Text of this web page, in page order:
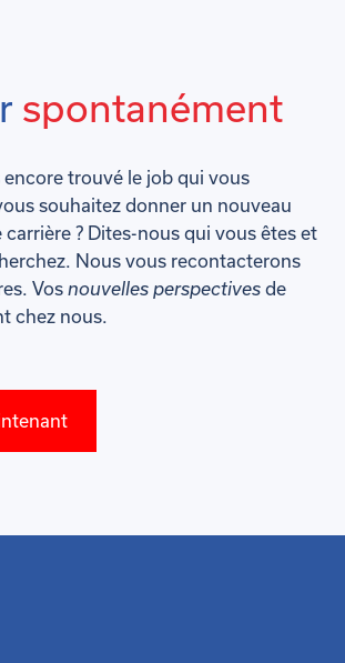
spontanément
encore trouvé le job qui vous
souhaitez donner un nouveau
? Dites-nous qui vous êtes et
Nous vous recontacterons
Vos nouvelles perspectives de
chez nous.